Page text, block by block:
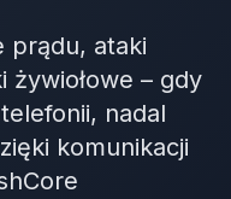
prądu, ataki
– gdy
nadal
komunikacji